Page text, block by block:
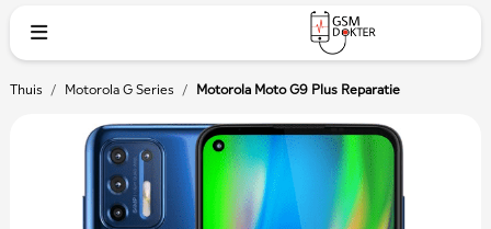
Thuis / Motorola G Series / Motorola Moto G9 Plus Reparatie